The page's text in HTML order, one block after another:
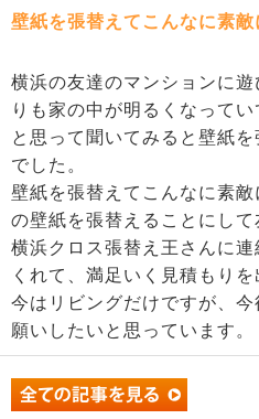
壁紙を張替えてこんなに素
横浜の友達のマンションに
りも家の中が明るくなって
と思って聞いてみると壁紙
でした。
壁紙を張替えてこんなに素
の壁紙を張替えることにし
横浜クロス張替え王さんに
くれて、満足いく見積もりを
今はリビングだけですが、
願いしたいと思っています。